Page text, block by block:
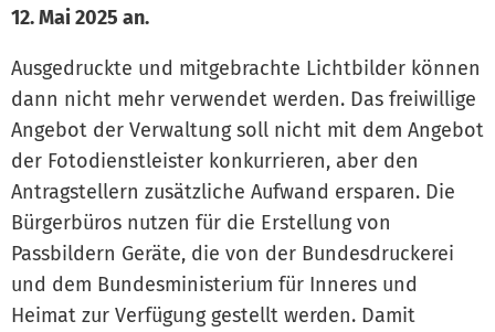
12. Mai 2025 an.
Ausgedruckte und mitgebrachte Lichtbilder können
dann nicht mehr verwendet werden. Das freiwillige
Angebot der Verwaltung soll nicht mit dem Angebot
der Fotodienstleister konkurrieren, aber den
Antragstellern zusätzliche Aufwand ersparen. Die
Bürgerbüros nutzen für die Erstellung von
Passbildern Geräte, die von der Bundesdruckerei
und dem Bundesministerium für Inneres und
Heimat zur Verfügung gestellt werden. Damit